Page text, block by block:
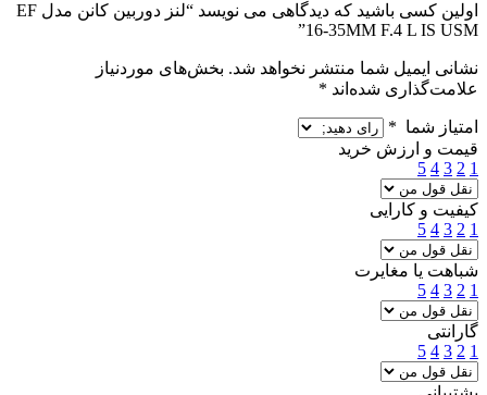
اولین کسی باشید که دیدگاهی می نویسد “لنز دوربین کانن مدل EF
16-35MM F.4 L IS USM”
نشانی ایمیل شما منتشر نخواهد شد. بخش‌های موردنیاز
علامت‌گذاری شده‌اند *
امتیاز شما *
قیمت و ارزش خرید
1
2
3
4
5
کیفیت و کارایی
1
2
3
4
5
شباهت یا مغایرت
1
2
3
4
5
گارانتی
1
2
3
4
5